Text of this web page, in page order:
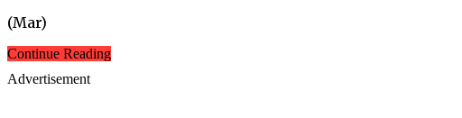
(Mar)
Continue Reading
Advertisement